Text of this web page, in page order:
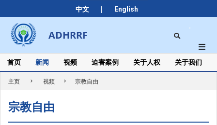
中文 | English
to
content
ADHRRF
Secondary
Navigation
Menu
首页 新闻 视频 迫害案例 关于人权 关于我们
主页 视频 宗教自由
宗教自由